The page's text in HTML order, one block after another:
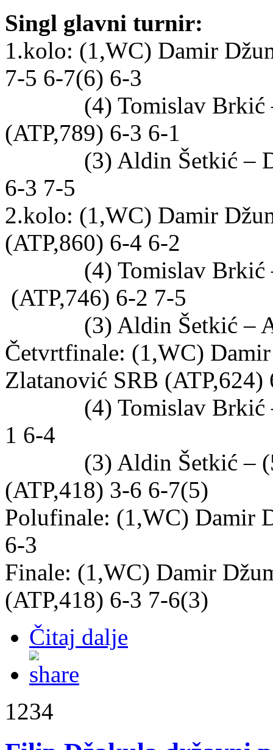
Singl glavni turnir:
1.kolo: (1,WC) Damir
7-5 6-7(6) 6-3
(4) Tomislav Brkić –
(ATP,789) 6-3 6-1
(3) Aldin Šetkić –
6-3 7-5
2.kolo: (1,WC) Damir
(ATP,860) 6-4 6-2
(4) Tomislav Brkić –
(ATP,746) 6-2 7-5
(3) Aldin Šetkić – A.
Četvrtfinale: (1,WC)
Zlatanović SRB (ATP,624)
(4) Tomislav Brkić –
1 6-4
(3) Aldin Šetkić – (5)
(ATP,418) 3-6 6-7(5)
Polufinale: (1,WC) Damir
6-3
Finale: (1,WC) Damir
(ATP,418) 6-3 7-6(3)
Čitaj dalje
1234